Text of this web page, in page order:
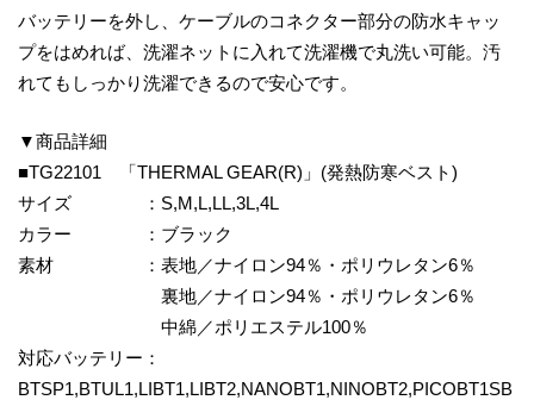
バッテリーを外し、ケーブルのコネクター部分の防水キャッ
プをはめれば、洗濯ネットに入れて洗濯機で丸洗い可能。汚
れてもしっかり洗濯できるので安心です。
▼商品詳細
■TG22101 「THERMAL GEAR(R)」(発熱防寒ベスト)
サイズ ：S,M,L,LL,3L,4L
カラー ：ブラック
素材 ：表地／ナイロン94％・ポリウレタン6％
裏地／ナイロン94％・ポリウレタン6％
中綿／ポリエステル100％
対応バッテリー：
BTSP1,BTUL1,LIBT1,LIBT2,NANOBT1,NINOBT2,PICOBT1SB